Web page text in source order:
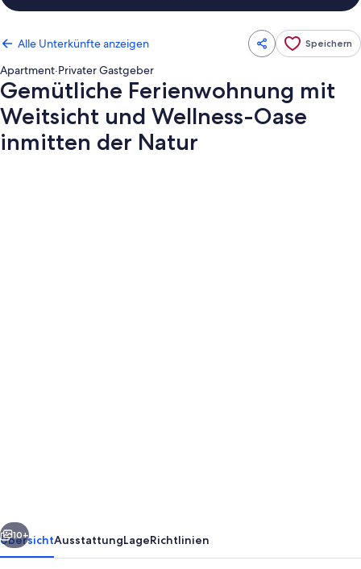
Alle Unterkünfte anzeigen Speichern
Apartment·Privater Gastgeber
Gemütliche Ferienwohnung mit
Weitsicht und Wellness-Oase
inmitten der Natur
Oase
inmitten
Weiter
10+
ÜbersichtAusstattungLageRichtlinien